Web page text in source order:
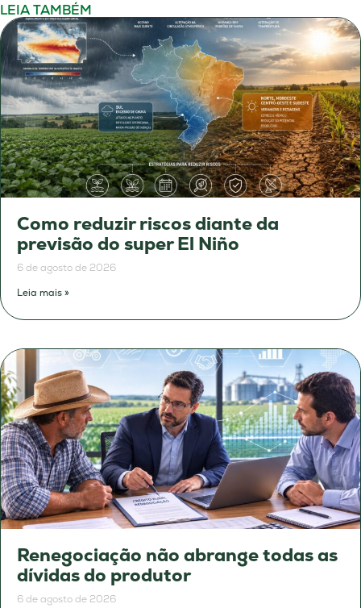
LEIA TAMBÉM
Como reduzir riscos diante da
previsão do super El Niño
6 de agosto de 2026
Leia mais »
Renegociação não abrange todas as
dívidas do produtor
6 de agosto de 2026